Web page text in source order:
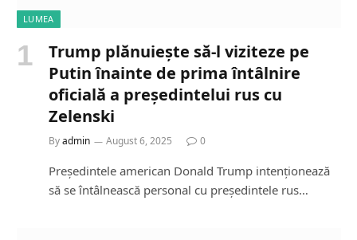
LUMEA
Trump plănuiește să-l viziteze pe
Putin înainte de prima întâlnire
oficială a președintelui rus cu
Zelenski
Byadmin August 6, 2025 0
Președintele american Donald Trump intenționează
să se întâlnească personal cu președintele rus…